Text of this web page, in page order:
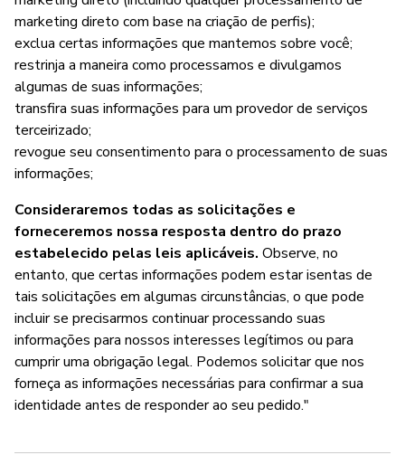
marketing direto com base na criação de perfis);
exclua certas informações que mantemos sobre você;
restrinja a maneira como processamos e divulgamos
algumas de suas informações;
transfira suas informações para um provedor de serviços
terceirizado;
revogue seu consentimento para o processamento de suas
informações;
Consideraremos todas as solicitações e
forneceremos nossa resposta dentro do prazo
estabelecido pelas leis aplicáveis. Observe, no
entanto, que certas informações podem estar isentas de
tais solicitações em algumas circunstâncias, o que pode
incluir se precisarmos continuar processando suas
informações para nossos interesses legítimos ou para
cumprir uma obrigação legal. Podemos solicitar que nos
forneça as informações necessárias para confirmar a sua
identidade antes de responder ao seu pedido."